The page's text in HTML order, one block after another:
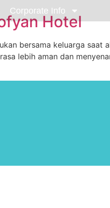
Corporate Info
Hotel
bersama keluarga saat
lebih aman dan